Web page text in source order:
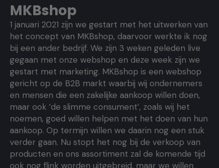
MKBshop
1 januari 2021 zijn we gestart met het uitwerken van
het concept van MKBshop, daarvoor werkte ik nog
bij een ander bedrijf. We zijn 3 weken geleden live
gegaan met onze webshop en deze week zijn we
gestart met marketing. MKBshop is een webshop
gericht op de B2B markt waarbij wij ondernemers
en mensen die een zakelijke aankoop willen doen,
maar ook ‘de slimme consument’, zoals wij het
noemen, goed willen helpen met het doen van hun
aankoop. Op termijn willen we daarin nog een stuk
verder gaan. Nu stopt het nog bij de verkoop van
producten en ons assortiment zal de komende tijd
ook nog flink worden uitgebreid, maar we willen